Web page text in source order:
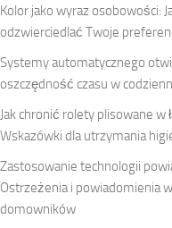
Kolor jako wyraz osobowości:
odzwierciedlać Twoje
Systemy automatycznego
oszczędność czasu w
Jak chronić rolety plisowane w
Wskazówki dla utrzymania
Zastosowanie technologii
Ostrzeżenia i powiadomienia
domowników